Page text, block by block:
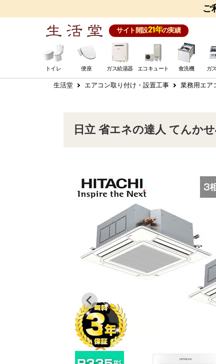
ご
サイト開設21年の実績
トイレ 便座 ガス給湯器 エコキュート 食洗機 ガ
生活堂 エアコン取り付け・設置工事 業務用エア
日立 省エネの達人 てんか